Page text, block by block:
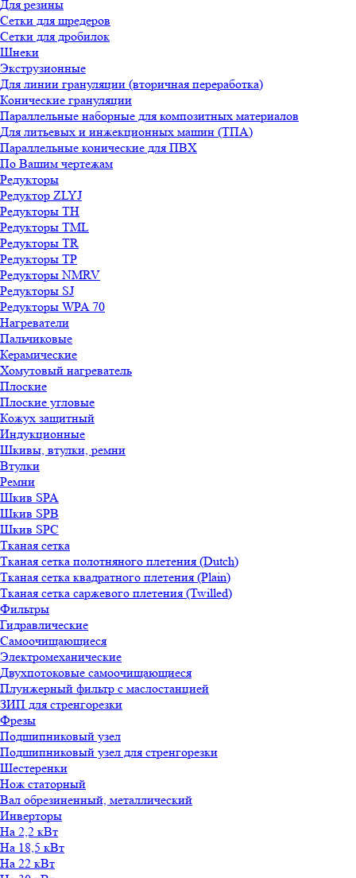
Для резины
Сетки для шредеров
Сетки для дробилок
Шнеки
Экструзионные
Для линии грануляции (вторичная переработка)
Конические грануляции
Параллельные наборные для композитных материалов
Для литьевых и инжекционных машин (ТПА)
Параллельные конические для ПВХ
По Вашим чертежам
Редукторы
Редуктор ZLYJ
Редукторы TH
Редукторы TML
Редукторы TR
Редукторы TP
Редукторы NMRV
Редукторы SJ
Редукторы WPA 70
Нагреватели
Пальчиковые
Керамические
Хомутовый нагреватель
Плоские
Плоские угловые
Кожух защитный
Индукционные
Шкивы, втулки, ремни
Втулки
Ремни
Шкив SPA
Шкив SPB
Шкив SPC
Тканая сетка
Тканая сетка полотняного плетения (Dutch)
Тканая сетка квадратного плетения (Plain)
Тканая сетка саржевого плетения (Twilled)
Фильтры
Гидравлические
Самоочищающиеся
Электромеханические
Двухпотоковые самоочищающиеся
Плунжерный фильтр с маслостанцией
ЗИП для стренгорезки
Фрезы
Подшипниковый узел
Подшипниковый узел для стренгорезки
Шестеренки
Нож статорный
Вал обрезиненный, металлический
Инверторы
На 2,2 кВт
На 18,5 кВт
На 22 кВт